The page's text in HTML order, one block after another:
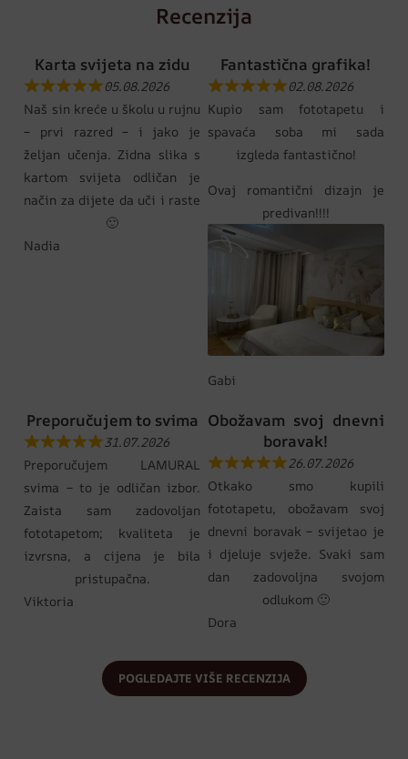
Recenzija
Karta svijeta na zidu
05.08.2026
Naš sin kreće u školu u rujnu
– prvi razred – i jako je
željan učenja. Zidna slika s
kartom svijeta odličan je
način za dijete da uči i raste
🙂
Nadia
Fantastična grafika!
02.08.2026
Kupio sam fototapetu i
spavaća soba mi sada
izgleda fantastično!
Ovaj romantični dizajn je
predivan!!!!
Gabi
Preporučujem to svima
31.07.2026
Preporučujem LAMURAL
svima – to je odličan izbor.
Zaista sam zadovoljan
fototapetom; kvaliteta je
izvrsna, a cijena je bila
pristupačna.
Viktoria
Obožavam svoj dnevni
boravak!
26.07.2026
Otkako smo kupili
fototapetu, obožavam svoj
dnevni boravak – svijetao je
i djeluje svježe. Svaki sam
dan zadovoljna svojom
odlukom 🙂
Dora
POGLEDAJTE VIŠE RECENZIJA